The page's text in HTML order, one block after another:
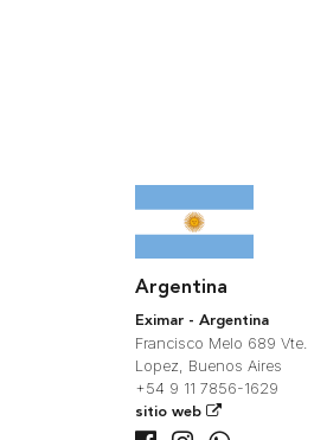
Argentina
Eximar - Argentina
Francisco Melo 689 Vte.
Lopez, Buenos Aires
+54 9 11 7856-1629
sitio web